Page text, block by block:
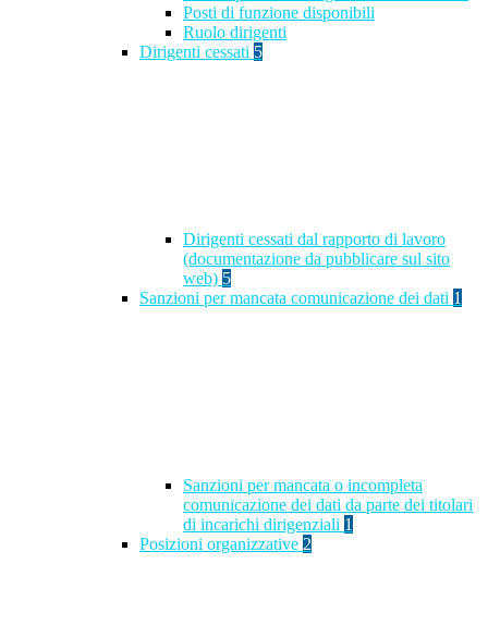
Posti di funzione disponibili
Ruolo dirigenti
Dirigenti cessati 5
Dirigenti cessati dal rapporto di lavoro
(documentazione da pubblicare sul sito
web) 5
Sanzioni per mancata comunicazione dei dati 1
Sanzioni per mancata o incompleta
comunicazione dei dati da parte dei titolari
di incarichi dirigenziali 1
Posizioni organizzative 2